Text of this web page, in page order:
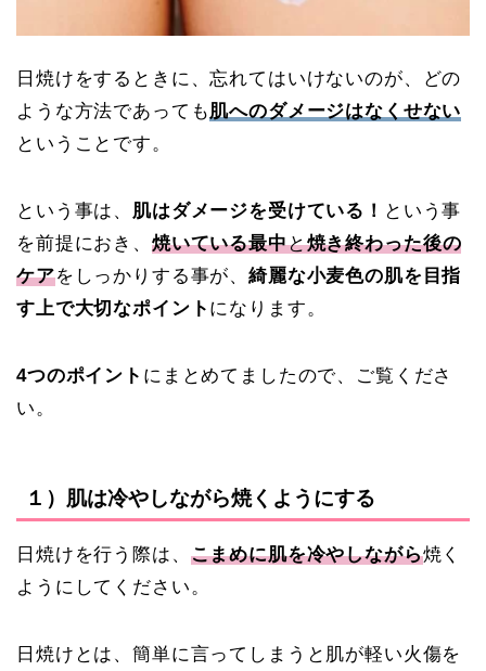
日焼けをするときに、忘れてはいけないのが、
どの
ような方法であっても肌へのダメージはなくせない
ということです。
という事は、 肌はダメージを受けている！ という事
を前提におき、 焼いている最中と焼き終わった後の
ケアをしっかりする事が、綺麗な小麦色の肌を目指
す上で大切なポイント になります。
4つのポイント にまとめてましたので、ご覧くださ
い。
１）肌は冷やしながら焼くようにする
日焼けを行う際は、 こまめに肌を冷やしながら焼く
ようにしてください。
日焼けとは、簡単に言ってしまうと肌が軽い火傷を